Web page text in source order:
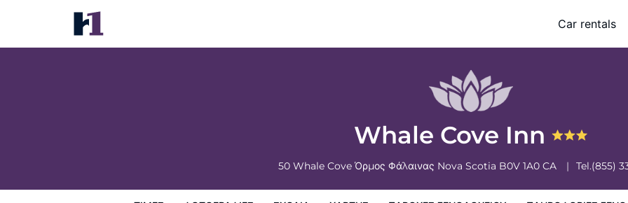
Car rentals
Whale Cove Inn
50 Whale Cove Όρμος Φάλαινας Nova Scotia B0V 1A0 CA Tel.(855)
Whale Cove Inn
Τιμές Πολιτικη ξενοδοχείων